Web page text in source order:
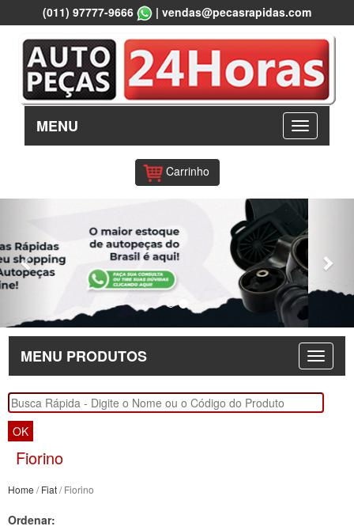
(011) 97777-9666 | vendas@pecasrapidas.com
MENU
Carrinho
MENU PRODUTOS
OK
Fiorino
Home /Fiat/ Fiorino
Ordenar: